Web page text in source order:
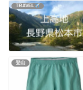
TRAVEL
登山